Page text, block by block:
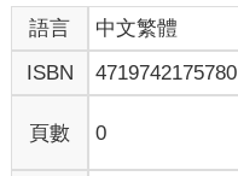
語言 中文繁體
ISBN
4719742175780
頁數 0